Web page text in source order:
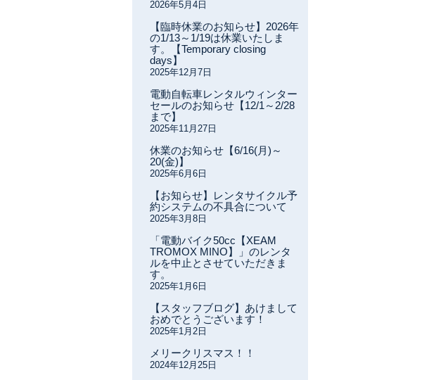
2026年5月4日
【臨時休業のお知らせ】2026年
の1/13～1/19は休業いたしま
す。【Temporary closing
days】
2025年12月7日
電動自転車レンタルウィンター
セールのお知らせ【12/1～2/28
まで】
2025年11月27日
休業のお知らせ【6/16(月)～
20(金)】
2025年6月6日
【お知らせ】レンタサイクル予
約システムの不具合について
2025年3月8日
「電動バイク50cc【XEAM
TROMOX MINO】」のレンタ
ルを中止とさせていただきま
す。
2025年1月6日
【スタッフブログ】あけまして
おめでとうございます！
2025年1月2日
メリークリスマス！！
2024年12月25日